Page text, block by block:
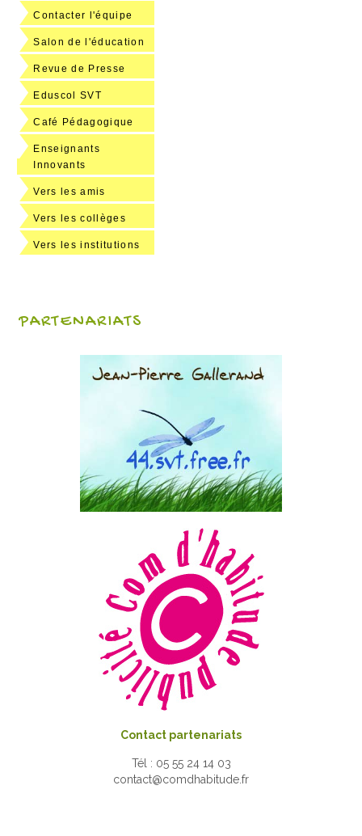
Contacter l'équipe
Salon de l'éducation
Revue de Presse
Eduscol SVT
Café Pédagogique
Enseignants
Innovants
Vers les amis
Vers les collèges
Vers les institutions
PARTENARIATS
Contact partenariats
Tél : 05 55 24 14 03
contact@comdhabitude.fr